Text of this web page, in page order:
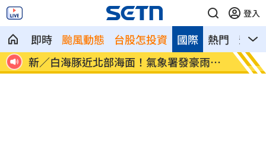
登入
即時 颱風動態 台股怎投資 熱門 影音
國際
台
新／白海豚近北部海面！氣象署發豪雨特
報
南電